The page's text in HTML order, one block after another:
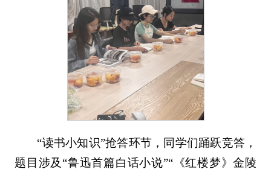
“读书小知识”抢答环节，同学们踊跃竞答，
题目涉及“鲁迅首篇白话小说”“《红楼梦》金陵